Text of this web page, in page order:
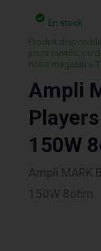
En stock
Produit
jours ouvrés, ou
notre magasin a
Ampli
150W
Ampli MARK
150W 8ohm